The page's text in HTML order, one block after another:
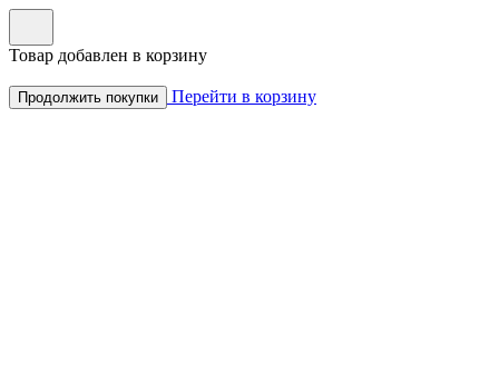
Товар добавлен в корзину
Продолжить покупки Перейти в корзину